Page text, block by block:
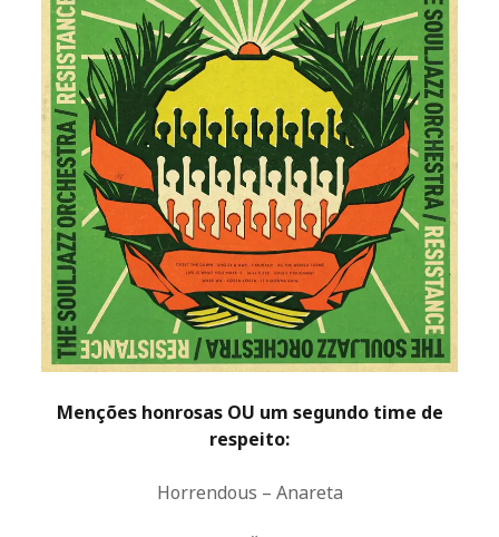
Menções honrosas OU um segundo time de
respeito:
Horrendous – Anareta